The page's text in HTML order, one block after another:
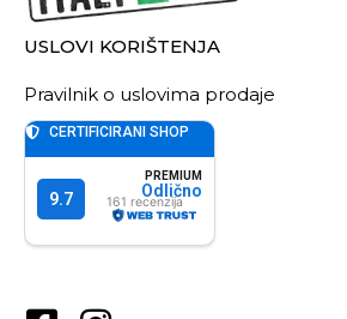
USLOVI KORIŠTENJA
Pravilnik o uslovima prodaje